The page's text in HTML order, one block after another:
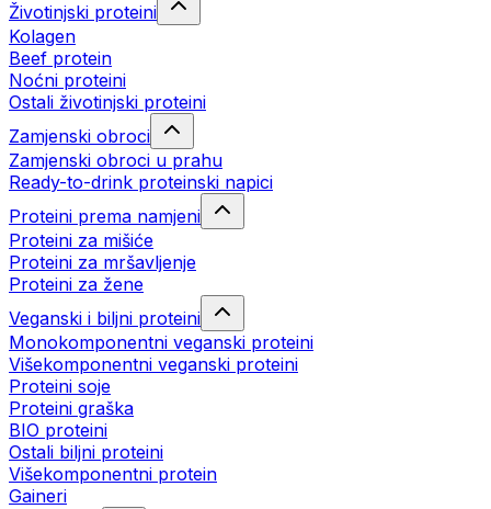
Životinjski proteini
Kolagen
Beef protein
Noćni proteini
Ostali životinjski proteini
Zamjenski obroci
Zamjenski obroci u prahu
Ready-to-drink proteinski napici
Proteini prema namjeni
Proteini za mišiće
Proteini za mršavljenje
Proteini za žene
Veganski i biljni proteini
Monokomponentni veganski proteini
Višekomponentni veganski proteini
Proteini soje
Proteini graška
BIO proteini
Ostali biljni proteini
Višekomponentni protein
Gaineri